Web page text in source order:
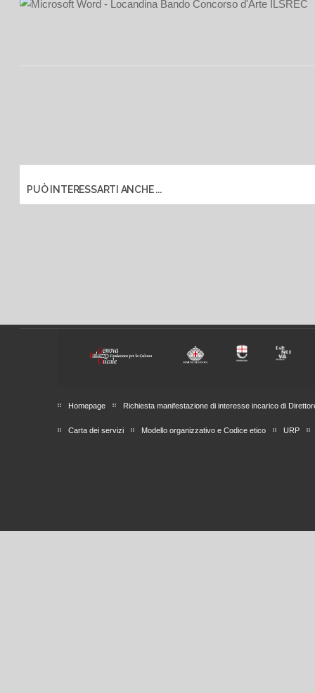
PUÒ INTERESSARTI ANCHE ...
Homepage Richiesta manifestazione di interesse incarico di
Carta dei servizi Modello organizzativo e Codice etico URP